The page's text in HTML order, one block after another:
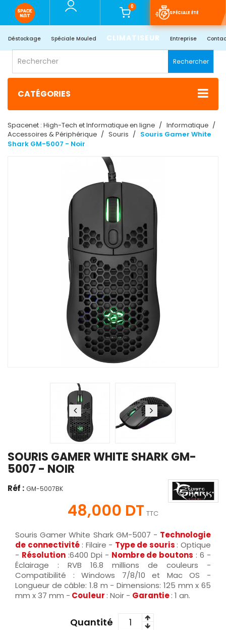
0
SPÉCIALE ÉTÉ
Déstockage Spéciale Mouled CLIMATISEUR Entreprise
Rechercher
CATÉGORIES
Spacenet : High-Tech et Informatique en ligne
Informatique
Accessoires & Périphérique
Souris
Souris Gamer White
Shark GM-5007 - Noir
SOURIS GAMER WHITE SHARK GM-
5007 - NOIR
Réf : GM-5007BK
48,000 DT TTC
Souris Gamer White Shark GM-5007 - Technologie
de connectivité: Filaire - Type de souris : Optique
- Résolution:6400 Dpi - Nombre de boutons : 6 -
Éclairage : RVB 16.8 millions de couleurs -
Compatibilité : Windows 7/8/10 et Mac OS -
Longueur de câble: 1.8 m - Dimensions: 125 mm x 65
mm x 37 mm - Couleur : Noir - Garantie: 1 an.
Quantité